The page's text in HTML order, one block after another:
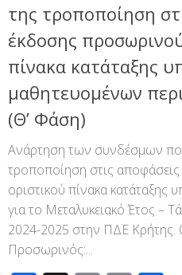
της τροποποίηση
έκδοσης
πίνακα κατάταξης
μαθητευομένων
(Θ’ Φάση)
Ανάρτηση των συνδέσμων
τροποποίηση στις
οριστικού πίνακα
για το Μεταλυκειακό Έτος –
2024-2025 στην ΠΔΕ Κρήτης.
Προσωρινός:...